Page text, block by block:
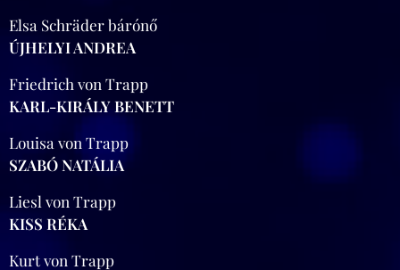
Elsa Schräder bárónő
ÚJHELYI ANDREA
Friedrich von Trapp
KARL-KIRÁLY BENETT
Louisa von Trapp
SZABÓ NATÁLIA
Liesl von Trapp
KISS RÉKA
Kurt von Trapp